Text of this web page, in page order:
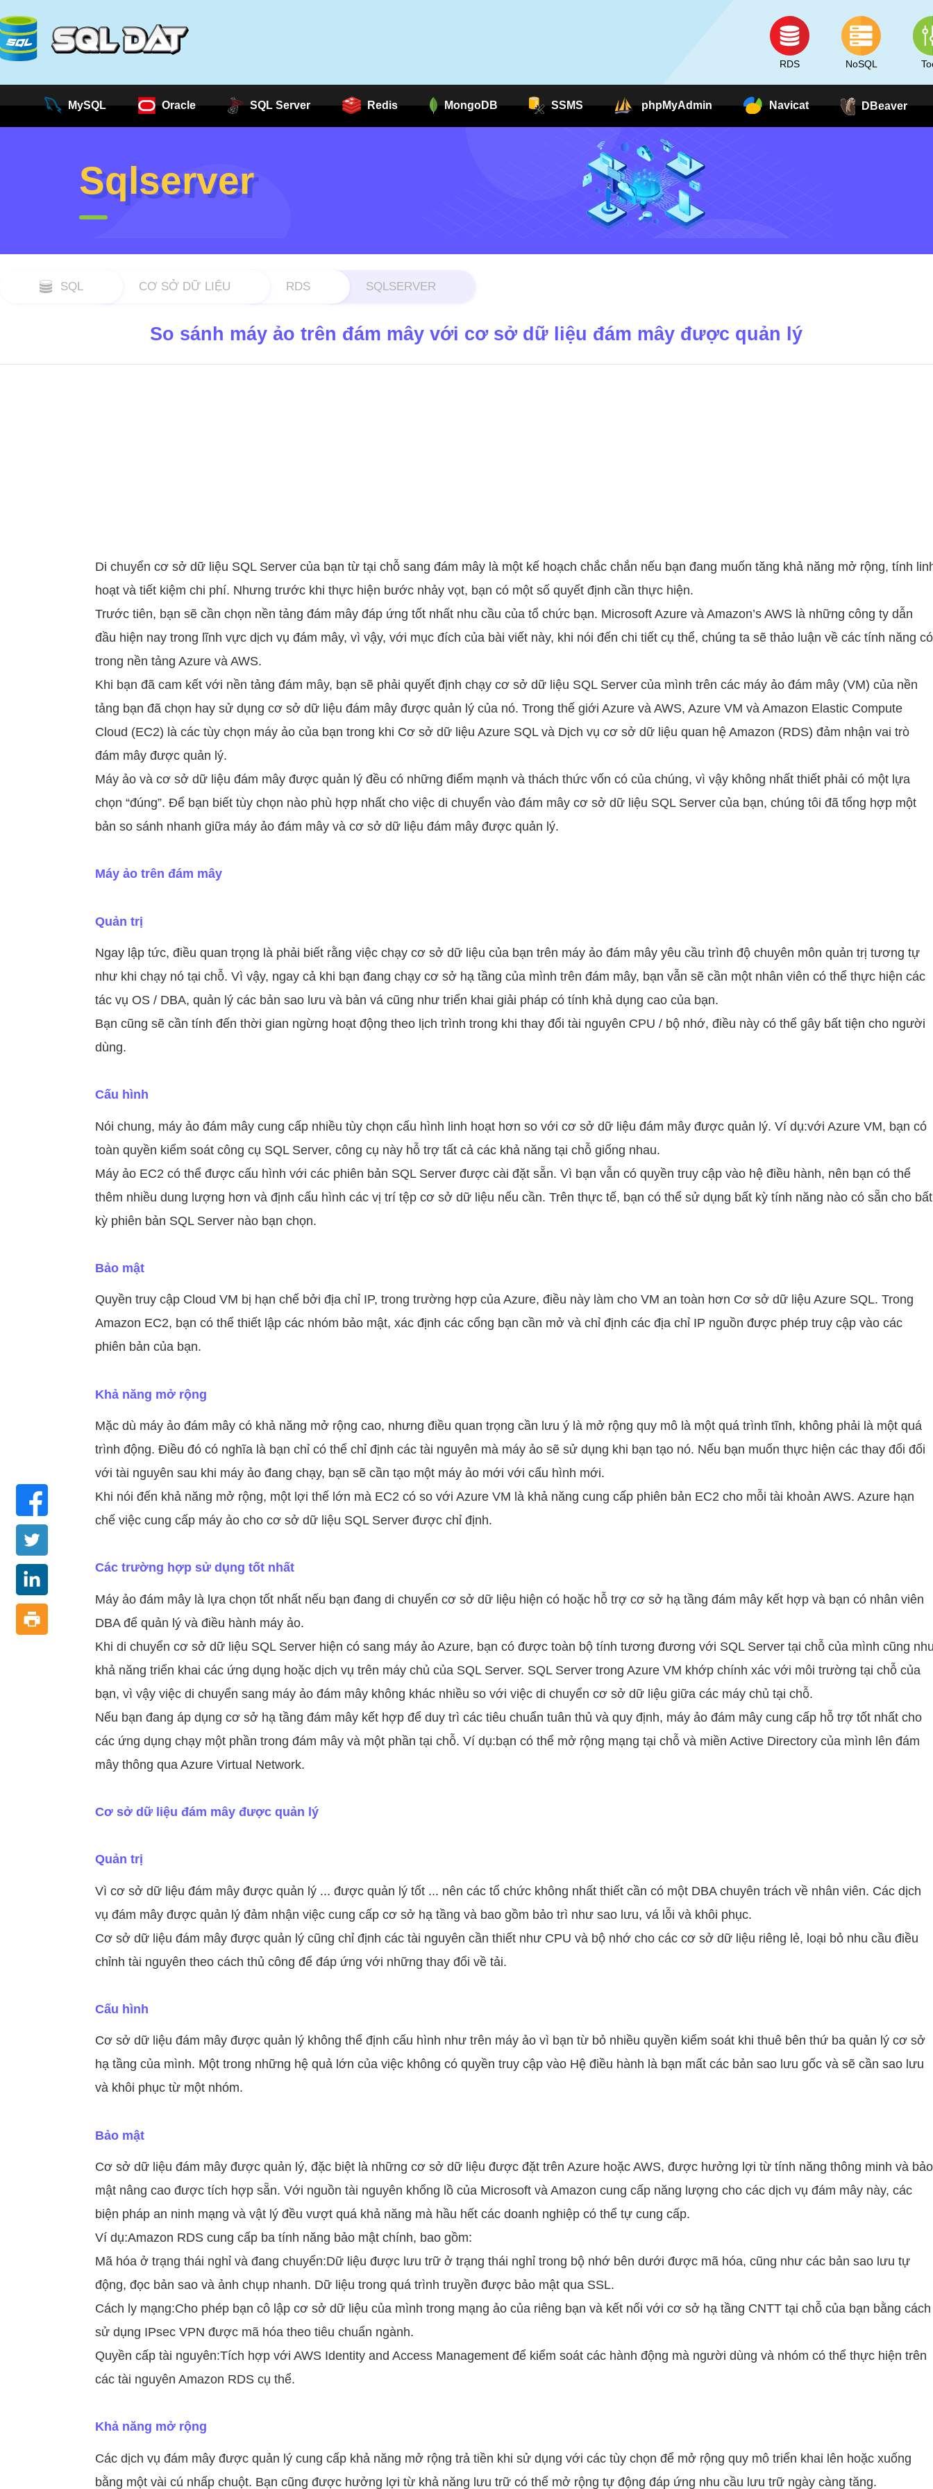
RDS NoSQL
MySQL Oracle SQL Server Redis MongoDB SSMS phpMyAdmin Navicat DBeaver
Sqlserver
SQL CƠ SỞ DỮ LIỆU RDS SQLSERVER
So sánh máy ảo trên đám mây với cơ sở dữ liệu đám mây được quản lý
Di chuyển cơ sở dữ liệu SQL Server của bạn từ tại chỗ sang đám mây là một kế hoạch chắc chắn nếu bạn đang muốn tăng khả năng mở rộng, tính
hoạt và tiết kiệm chi phí. Nhưng trước khi thực hiện bước nhảy vọt, bạn có một số quyết định cần thực hiện.
Trước tiên, bạn sẽ cần chọn nền tảng đám mây đáp ứng tốt nhất nhu cầu của tổ chức bạn. Microsoft Azure và Amazon’s AWS là những công ty dẫn
đầu hiện nay trong lĩnh vực dịch vụ đám mây, vì vậy, với mục đích của bài viết này, khi nói đến chi tiết cụ thể, chúng ta sẽ thảo luận về các tính năng có
trong nền tảng Azure và AWS.
Khi bạn đã cam kết với nền tảng đám mây, bạn sẽ phải quyết định chạy cơ sở dữ liệu SQL Server của mình trên các máy ảo đám mây (VM) của nền
tảng bạn đã chọn hay sử dụng cơ sở dữ liệu đám mây được quản lý của nó. Trong thế giới Azure và AWS, Azure VM và Amazon Elastic Compute
Cloud (EC2) là các tùy chọn máy ảo của bạn trong khi Cơ sở dữ liệu Azure SQL và Dịch vụ cơ sở dữ liệu quan hệ Amazon (RDS) đảm nhận vai trò
đám mây được quản lý.
Máy ảo và cơ sở dữ liệu đám mây được quản lý đều có những điểm mạnh và thách thức vốn có của chúng, vì vậy không nhất thiết phải có một lựa
chọn “đúng”. Để bạn biết tùy chọn nào phù hợp nhất cho việc di chuyển vào đám mây cơ sở dữ liệu SQL Server của bạn, chúng tôi đã tổng hợp một
bản so sánh nhanh giữa máy ảo đám mây và cơ sở dữ liệu đám mây được quản lý.
Máy ảo trên đám mây
Quản trị
Ngay lập tức, điều quan trọng là phải biết rằng việc chạy cơ sở dữ liệu của bạn trên máy ảo đám mây yêu cầu trình độ chuyên môn quản trị tương tự
như khi chạy nó tại chỗ. Vì vậy, ngay cả khi bạn đang chạy cơ sở hạ tầng của mình trên đám mây, bạn vẫn sẽ cần một nhân viên có thể thực hiện các
tác vụ OS / DBA, quản lý các bản sao lưu và bản vá cũng như triển khai giải pháp có tính khả dụng cao của bạn.
Bạn cũng sẽ cần tính đến thời gian ngừng hoạt động theo lịch trình trong khi thay đổi tài nguyên CPU / bộ nhớ, điều này có thể gây bất tiện cho người
dùng.
Cấu hình
Nói chung, máy ảo đám mây cung cấp nhiều tùy chọn cấu hình linh hoạt hơn so với cơ sở dữ liệu đám mây được quản lý. Ví dụ:với Azure VM, bạn có
toàn quyền kiểm soát công cụ SQL Server, công cụ này hỗ trợ tất cả các khả năng tại chỗ giống nhau.
Máy ảo EC2 có thể được cấu hình với các phiên bản SQL Server được cài đặt sẵn. Vì bạn vẫn có quyền truy cập vào hệ điều hành, nên bạn có thể
thêm nhiều dung lượng hơn và định cấu hình các vị trí tệp cơ sở dữ liệu nếu cần. Trên thực tế, bạn có thể sử dụng bất kỳ tính năng nào có sẵn cho bất
kỳ phiên bản SQL Server nào bạn chọn.
Bảo mật
Quyền truy cập Cloud VM bị hạn chế bởi địa chỉ IP, trong trường hợp của Azure, điều này làm cho VM an toàn hơn Cơ sở dữ liệu Azure SQL. Trong
Amazon EC2, bạn có thể thiết lập các nhóm bảo mật, xác định các cổng bạn cần mở và chỉ định các địa chỉ IP nguồn được phép truy cập vào các
phiên bản của bạn.
Khả năng mở rộng
Mặc dù máy ảo đám mây có khả năng mở rộng cao, nhưng điều quan trọng cần lưu ý là mở rộng quy mô là một quá trình tĩnh, không phải là một quá
trình động. Điều đó có nghĩa là bạn chỉ có thể chỉ định các tài nguyên mà máy ảo sẽ sử dụng khi bạn tạo nó. Nếu bạn muốn thực hiện các thay đổi đối
với tài nguyên sau khi máy ảo đang chạy, bạn sẽ cần tạo một máy ảo mới với cấu hình mới.
Khi nói đến khả năng mở rộng, một lợi thế lớn mà EC2 có so với Azure VM là khả năng cung cấp phiên bản EC2 cho mỗi tài khoản AWS. Azure hạn
chế việc cung cấp máy ảo cho cơ sở dữ liệu SQL Server được chỉ định.
Các trường hợp sử dụng tốt nhất
Máy ảo đám mây là lựa chọn tốt nhất nếu bạn đang di chuyển cơ sở dữ liệu hiện có hoặc hỗ trợ cơ sở hạ tầng đám mây kết hợp và bạn có nhân viên
DBA để quản lý và điều hành máy ảo.
Khi di chuyển cơ sở dữ liệu SQL Server hiện có sang máy ảo Azure, bạn có được toàn bộ tính tương đương với SQL Server tại chỗ của mình cũng
khả năng triển khai các ứng dụng hoặc dịch vụ trên máy chủ của SQL Server. SQL Server trong Azure VM khớp chính xác với môi trường tại chỗ của
bạn, vì vậy việc di chuyển sang máy ảo đám mây không khác nhiều so với việc di chuyển cơ sở dữ liệu giữa các máy chủ tại chỗ.
Nếu bạn đang áp dụng cơ sở hạ tầng đám mây kết hợp để duy trì các tiêu chuẩn tuân thủ và quy định, máy ảo đám mây cung cấp hỗ trợ tốt nhất cho
các ứng dụng chạy một phần trong đám mây và một phần tại chỗ. Ví dụ:bạn có thể mở rộng mạng tại chỗ và miền Active Directory của mình lên đám
mây thông qua Azure Virtual Network.
Cơ sở dữ liệu đám mây được quản lý
Quản trị
Vì cơ sở dữ liệu đám mây được quản lý ... được quản lý tốt ... nên các tổ chức không nhất thiết cần có một DBA chuyên trách về nhân viên. Các dịch
vụ đám mây được quản lý đảm nhận việc cung cấp cơ sở hạ tầng và bao gồm bảo trì như sao lưu, vá lỗi và khôi phục.
Cơ sở dữ liệu đám mây được quản lý cũng chỉ định các tài nguyên cần thiết như CPU ​​và bộ nhớ cho các cơ sở dữ liệu riêng lẻ, loại bỏ nhu cầu điều
chỉnh tài nguyên theo cách thủ công để đáp ứng với những thay đổi về tải.
Cấu hình
Cơ sở dữ liệu đám mây được quản lý không thể định cấu hình như trên máy ảo vì bạn từ bỏ nhiều quyền kiểm soát khi thuê bên thứ ba quản lý cơ sở
hạ tầng của mình. Một trong những hệ quả lớn của việc không có quyền truy cập vào Hệ điều hành là bạn mất các bản sao lưu gốc và sẽ cần sao lưu
và khôi phục từ một nhóm.
Bảo mật
Cơ sở dữ liệu đám mây được quản lý, đặc biệt là những cơ sở dữ liệu được đặt trên Azure hoặc AWS, được hưởng lợi từ tính năng thông minh và bảo
mật nâng cao được tích hợp sẵn. Với nguồn tài nguyên khổng lồ của Microsoft và Amazon cung cấp năng lượng cho các dịch vụ đám mây này, các
biện pháp an ninh mạng và vật lý đều vượt quá khả năng mà hầu hết các doanh nghiệp có thể tự cung cấp.
Ví dụ:Amazon RDS cung cấp ba tính năng bảo mật chính, bao gồm:
Mã hóa ở trạng thái nghỉ và đang chuyển:Dữ liệu được lưu trữ ở trạng thái nghỉ trong bộ nhớ bên dưới được mã hóa, cũng như các bản sao lưu tự
động, đọc bản sao và ảnh chụp nhanh. Dữ liệu trong quá trình truyền được bảo mật qua SSL.
Cách ly mạng:Cho phép bạn cô lập cơ sở dữ liệu của mình trong mạng ảo của riêng bạn và kết nối với cơ sở hạ tầng CNTT tại chỗ của bạn bằng cách
sử dụng IPsec VPN được mã hóa theo tiêu chuẩn ngành.
Quyền cấp tài nguyên:Tích hợp với AWS Identity and Access Management để kiểm soát các hành động mà người dùng và nhóm có thể thực hiện trên
các tài nguyên Amazon RDS cụ thể.
Khả năng mở rộng
Các dịch vụ đám mây được quản lý cung cấp khả năng mở rộng trả tiền khi sử dụng với các tùy chọn để mở rộng quy mô triển khai lên hoặc xuống
bằng một vài cú nhấp chuột. Bạn cũng được hưởng lợi từ khả năng lưu trữ có thể mở rộng tự động đáp ứng nhu cầu lưu trữ ngày càng tăng.